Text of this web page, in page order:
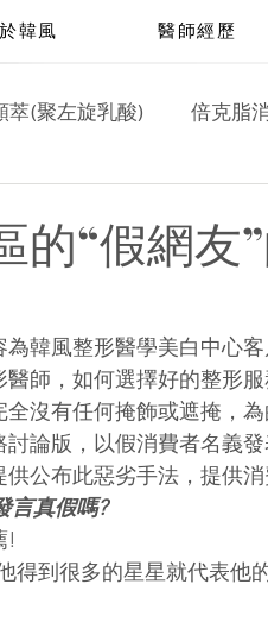
韓風 醫師經歷
萃(聚左旋乳酸) 倍克脂
的“假網友
韓風整形醫學美白中心
師，如何選擇好的整形
沒有任何掩飾或遮掩，
論版，以假消費者名義
公布此惡劣手法，提供消
言真假嗎?
!
得到很多的星星就代表他